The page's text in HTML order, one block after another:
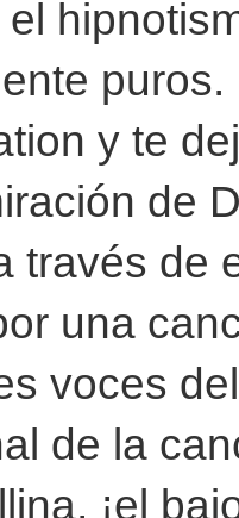
y te
de
través de
una
voces
de la
¡el